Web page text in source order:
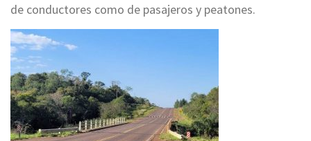
de conductores como de pasajeros y peatones.